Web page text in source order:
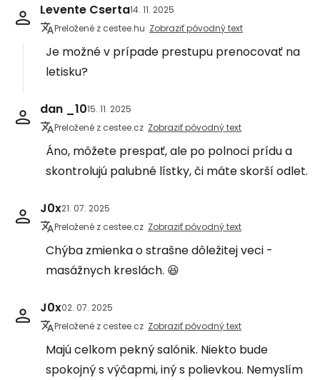
Levente Cserta14. 11. 2025
Preložené z cestee.hu Zobraziť pôvodný text
Je možné v prípade prestupu prenocovať na
letisku?
dan _1015. 11. 2025
Preložené z cestee.cz Zobraziť pôvodný text
Áno, môžete prespať, ale po polnoci prídu a
skontrolujú palubné lístky, či máte skorší odlet.
J0x21. 07. 2025
Preložené z cestee.cz Zobraziť pôvodný text
Chýba zmienka o strašne dôležitej veci -
masážnych kreslách. 😆
J0x02. 07. 2025
Preložené z cestee.cz Zobraziť pôvodný text
Majú celkom pekný salónik. Niekto bude
spokojný s výčapmi, iný s polievkou. Nemyslím